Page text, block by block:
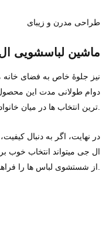
طراحی مدرن و زیبای
ماشین لباسشویی
دوام طولانی‌ مدت این
در نهایت، اگر به دنبال
ال‌ جی میتواند انتخاب خوب